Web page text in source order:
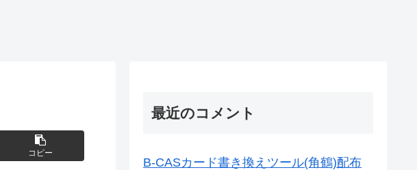
コピー
最近のコメント
B-CASカード書き換えツール(角鶴)配布